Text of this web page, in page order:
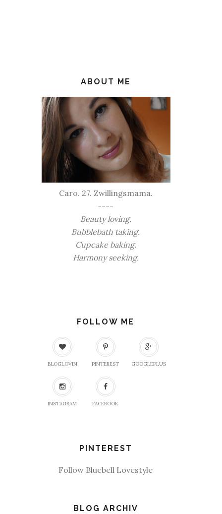
ABOUT ME
Caro. 27. Zwillingsmama.
----
Beauty loving.
Bubblebath taking.
Cupcake baking.
Harmony seeking.
FOLLOW ME
BLOGLOVIN PINTEREST GOOGLEPLUS
INSTAGRAM FACEBOOK
PINTEREST
Follow Bluebell Lovestyle
BLOG ARCHIV